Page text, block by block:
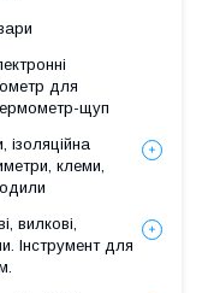
для
щуп
ізоляційна
клеми,
вилкові,
Інструмент для